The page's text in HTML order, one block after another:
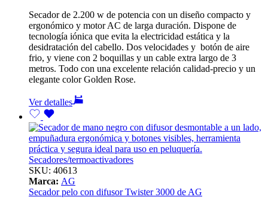
Secador de 2.200 w de potencia con un diseño compacto y
ergonómico y motor AC de larga duración. Dispone de
tecnología iónica que evita la electricidad estática y la
desidratación del cabello. Dos velocidades y botón de aire
frio, y viene con 2 boquillas y un cable extra largo de 3
metros. Todo con una excelente relación calidad-precio y un
elegante color Golden Rose.
Ver detalles
Secadores/termoactivadores
SKU: 40613
Marca: AG
Secador pelo con difusor Twister 3000 de AG